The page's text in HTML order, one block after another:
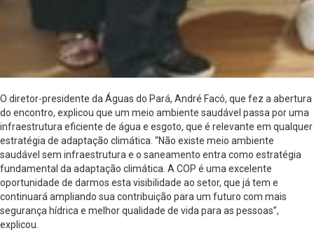
O diretor-presidente da Águas do Pará, André Facó, que fez a abertura
do encontro, explicou que um meio ambiente saudável passa por uma
infraestrutura eficiente de água e esgoto, que é relevante em qualquer
estratégia de adaptação climática. “Não existe meio ambiente
saudável sem infraestrutura e o saneamento entra como estratégia
fundamental da adaptação climática. A COP é uma excelente
oportunidade de darmos esta visibilidade ao setor, que já tem e
continuará ampliando sua contribuição para um futuro com mais
segurança hídrica e melhor qualidade de vida para as pessoas”,
explicou.